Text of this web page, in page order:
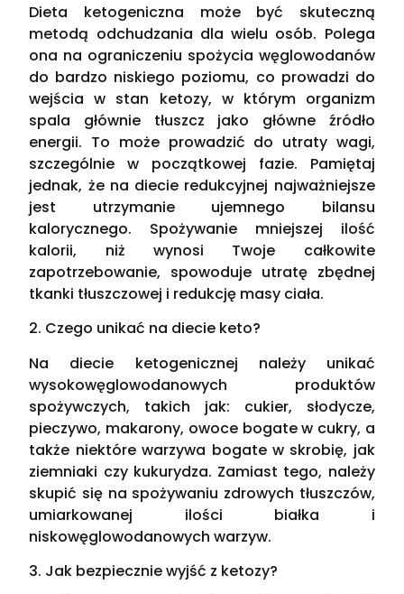
Dieta ketogeniczna może być skuteczną
metodą odchudzania dla wielu osób. Polega
ona na ograniczeniu spożycia węglowodanów
do bardzo niskiego poziomu, co prowadzi do
wejścia w stan ketozy, w którym organizm
spala głównie tłuszcz jako główne źródło
energii. To może prowadzić do utraty wagi,
szczególnie w początkowej fazie. Pamiętaj
jednak, że na diecie redukcyjnej najważniejsze
jest utrzymanie ujemnego bilansu
kalorycznego. Spożywanie mniejszej ilość
kalorii, niż wynosi Twoje całkowite
zapotrzebowanie, spowoduje utratę zbędnej
tkanki tłuszczowej i redukcję masy ciała.
2. Czego unikać na diecie keto?
Na diecie ketogenicznej należy unikać
wysokowęglowodanowych produktów
spożywczych, takich jak: cukier, słodycze,
pieczywo, makarony, owoce bogate w cukry, a
także niektóre warzywa bogate w skrobię, jak
ziemniaki czy kukurydza. Zamiast tego, należy
skupić się na spożywaniu zdrowych tłuszczów,
umiarkowanej ilości białka i
niskowęglowodanowych warzyw.
3. Jak bezpiecznie wyjść z ketozy?